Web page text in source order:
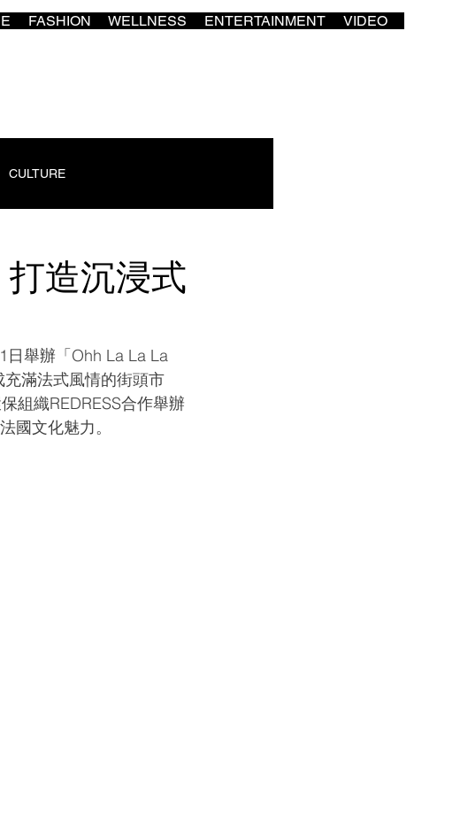
FASHION WELLNESS ENTERTAINMENT VIDEO
CULTURE
造沉浸式
日舉辦「Ohh La La La
滿法式風情的街頭市
組織REDRESS合作舉辦
國文化魅力。